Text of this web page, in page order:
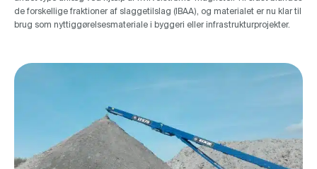
de forskellige fraktioner af slaggetilslag (IBAA), og materialet er nu klar til
brug som nyttiggørelsesmateriale i byggeri eller infrastrukturprojekter.